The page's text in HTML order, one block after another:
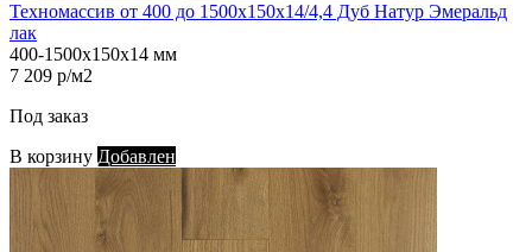
Техномассив от 400 до 1500х150х14/4,4 Дуб Натур Эмеральд
лак
400-1500х150х14 мм
7 209 р/м2
Под заказ
В корзину Добавлен